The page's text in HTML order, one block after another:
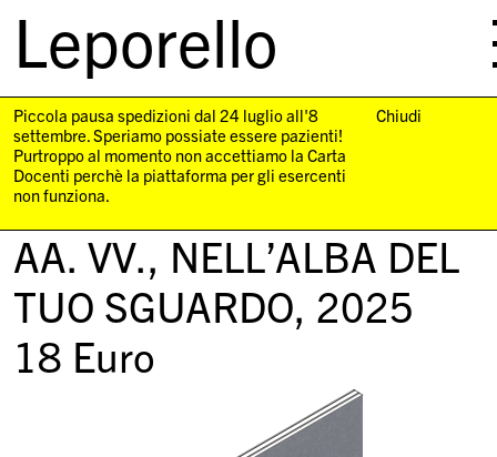
Leporello
navigation
Piccola pausa spedizioni dal 24 luglio all'8
settembre. Speriamo possiate essere pazienti!
Purtroppo al momento non accettiamo la Carta
Docenti perchè la piattaforma per gli esercenti
non funziona.
Chiudi
AA. VV., NELL’ALBA DEL
TUO SGUARDO, 2025
18 Euro